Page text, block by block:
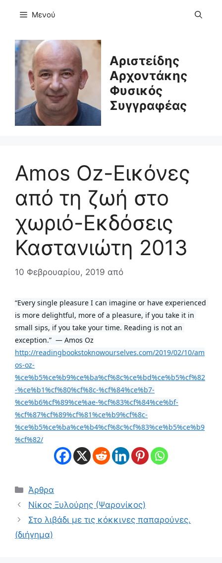
Μενού
Αριστείδης
Αρχοντάκης
Φυσικός
Συγγραφέας
Amos Oz-Εικόνες
από τη ζωή στο
χωριό-Εκδόσεις
Καστανιώτη 2013
10 Φεβρουαρίου, 2019 από
“Every single pleasure I can imagine or have experienced
is more delightful, more of a pleasure, if you take it in
small sips, if you take your time. Reading is not an
exception.”  ― Amos Oz
http://readingbookstoknowourselves.com/2019/02/10/am
os-oz-
%ce%b5%ce%b9%ce%ba%cf%8c%ce%bd%ce%b5%cf%82
-%ce%b1%cf%80%cf%8c-%cf%84%ce%b7-
%ce%b6%cf%89%ce%ae-%cf%83%cf%84%ce%bf-
%cf%87%cf%89%cf%81%ce%b9%cf%8c-
%ce%b5%ce%ba%ce%b4%cf%8c%cf%83%ce%b5%ce%b9
%cf%82/
Κατηγορίες
Άρθρα
Νίκος Ξυλούρης (Ψαρονίκος)
Στο λιβάδι με τις κόκκινες παπαρούνες.
(διήγημα)